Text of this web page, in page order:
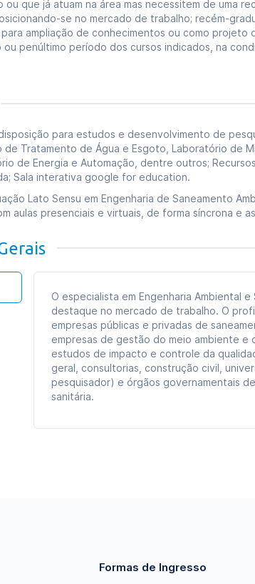
ou que já atuam na área mas necessitem de uma
se no mercado de trabalho; recém-
ampliação de conhecimentos ou como projeto
ou penúltimo período dos cursos indicados, na
para estudos e desenvolvimento de
de Tratamento de Água e Esgoto, Laboratório de
de Energia e Automação, dentre outros;
Sala interativa google for education.
Lato Sensu em Engenharia de Saneamento
aulas presenciais e virtuais, de forma síncrona e
O especialista em Engenharia Ambiental
destaque no mercado de trabalho. O
empresas públicas e privadas de
empresas de gestão do meio ambiente e
estudos de impacto e controle da
geral, consultorias, construção civil,
pesquisador) e órgãos governamentais
sanitária.
Formas de Ingresso